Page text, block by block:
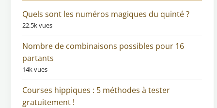
Quels sont les numéros magiques du quinté ?
22.5k vues
Nombre de combinaisons possibles pour 16
partants
14k vues
Courses hippiques : 5 méthodes à tester
gratuitement !